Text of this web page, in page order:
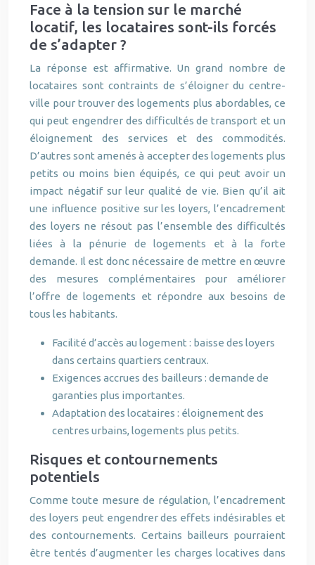
Face à la tension sur le marché
locatif, les locataires sont-ils forcés
de s’adapter ?
La réponse est affirmative. Un grand nombre de
locataires sont contraints de s’éloigner du centre-
ville pour trouver des logements plus abordables, ce
qui peut engendrer des difficultés de transport et un
éloignement des services et des commodités.
D’autres sont amenés à accepter des logements plus
petits ou moins bien équipés, ce qui peut avoir un
impact négatif sur leur qualité de vie. Bien qu’il ait
une influence positive sur les loyers, l’encadrement
des loyers ne résout pas l’ensemble des difficultés
liées à la pénurie de logements et à la forte
demande. Il est donc nécessaire de mettre en œuvre
des mesures complémentaires pour améliorer
l’offre de logements et répondre aux besoins de
tous les habitants.
Facilité d’accès au logement : baisse des loyers
dans certains quartiers centraux.
Exigences accrues des bailleurs : demande de
garanties plus importantes.
Adaptation des locataires : éloignement des
centres urbains, logements plus petits.
Risques et contournements
potentiels
Comme toute mesure de régulation, l’encadrement
des loyers peut engendrer des effets indésirables et
des contournements. Certains bailleurs pourraient
être tentés d’augmenter les charges locatives dans